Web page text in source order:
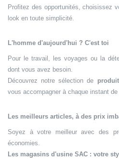
Profitez des opportunités, choisissez
look en toute simplicité.
L'homme d'aujourd'hui ? C'est toi
Pour le travail, les voyages ou la
dont vous avez besoin.
Découvrez notre sélection de
vous accompagner à chaque instant de
Les meilleurs articles, à des prix
Soyez à votre meilleur avec des
économies.
Les magasins d'usine SAC : votre